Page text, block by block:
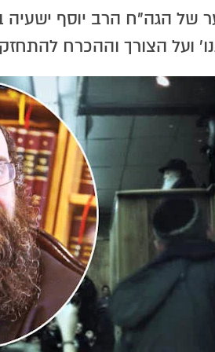
של הגה"ח הרב יוסף
ועל הצורך וההכרח